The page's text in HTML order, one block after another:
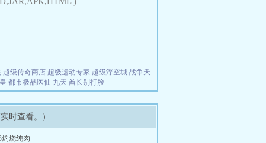
超级传奇商店 超级运动专家 超级浮空城 战争天
都市极品医仙 九天 酋长别打脸
时查看。）
灼烧纯肉